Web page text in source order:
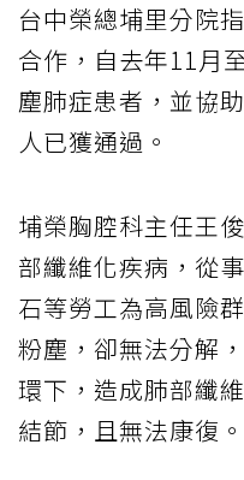
台中榮總埔里分院
合作，自去年11月
塵肺症患者，並協
人已獲通過。
埔榮胸腔科主任王
部纖維化疾病，從
石等勞工為高風險
粉塵，卻無法分解
環下，造成肺部纖
結節，且無法康復。